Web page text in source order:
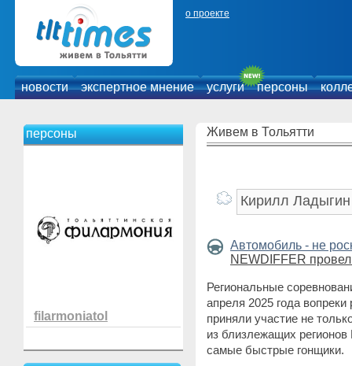
о проекте
новости экспертное мнение услуги персоны
персоны
filarmoniatol
Живем в Тольятти
Автомобиль - не
NEWDIFFER
Региональные
апреля 2025 года
приняли участие не
из близлежащих
самые быстрые гонщики.